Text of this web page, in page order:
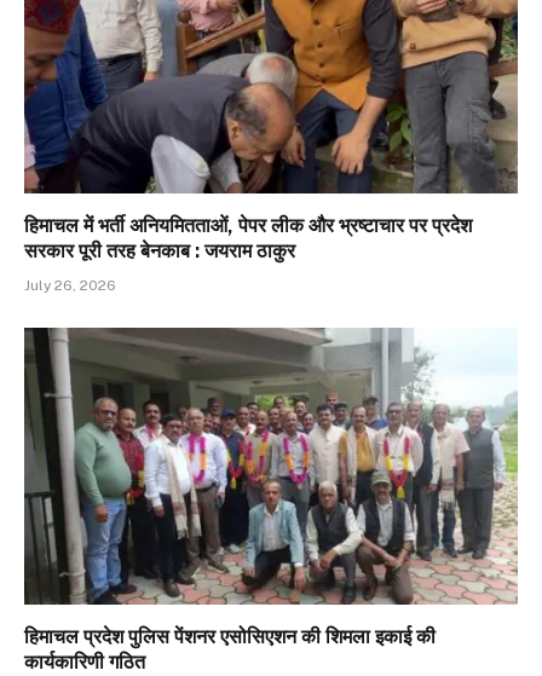
हिमाचल में भर्ती अनियमितताओं, पेपर लीक और भ्रष्टाचार पर प्रदेश
सरकार पूरी तरह बेनकाब : जयराम ठाकुर
July 26, 2026
हिमाचल प्रदेश पुलिस पेंशनर एसोसिएशन की शिमला इकाई की
कार्यकारिणी गठित